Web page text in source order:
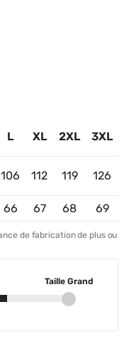
L XL 2XL 3XL
106 112 119 126
66 67 68 69
de fabrication de plus ou
Taille Grand